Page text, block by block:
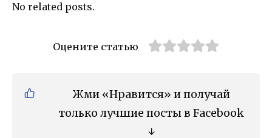
No related posts.
Оцените статью
Жми «Нравится» и получай
только лучшие посты в Facebook
↓